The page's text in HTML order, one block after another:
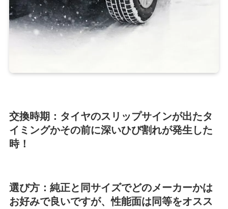
交換時期 ：タイヤのスリップサインが出たタ
イミングかその前に深いひび割れが発生した
時！
選び方：純正と同サイズでどのメーカーかは
お好みで良いですが、性能面は同等をオスス